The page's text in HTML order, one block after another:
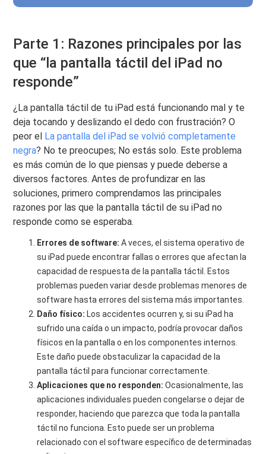
Parte 1: Razones principales por las
que “la pantalla táctil del iPad no
responde”
¿La pantalla táctil de tu iPad está funcionando mal y te
deja tocando y deslizando el dedo con frustración? O
peor el La pantalla del iPad se volvió completamente
negra? No te preocupes; No estás solo. Este problema
es más común de lo que piensas y puede deberse a
diversos factores. Antes de profundizar en las
soluciones, primero comprendamos las principales
razones por las que la pantalla táctil de su iPad no
responde como se esperaba.
Errores de software: A veces, el sistema operativo de
su iPad puede encontrar fallas o errores que afectan la
capacidad de respuesta de la pantalla táctil. Estos
problemas pueden variar desde problemas menores de
software hasta errores del sistema más importantes.
Daño físico: Los accidentes ocurren y, si su iPad ha
sufrido una caída o un impacto, podría provocar daños
físicos en la pantalla o en los componentes internos.
Este daño puede obstaculizar la capacidad de la
pantalla táctil para funcionar correctamente.
Aplicaciones que no responden: Ocasionalmente, las
aplicaciones individuales pueden congelarse o dejar de
responder, haciendo que parezca que toda la pantalla
táctil no funciona. Esto puede ser un problema
relacionado con el software específico de determinadas